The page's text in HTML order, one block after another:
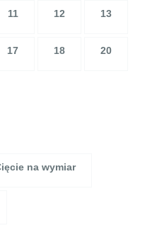
11 12 13
17 18 20
na wymiar